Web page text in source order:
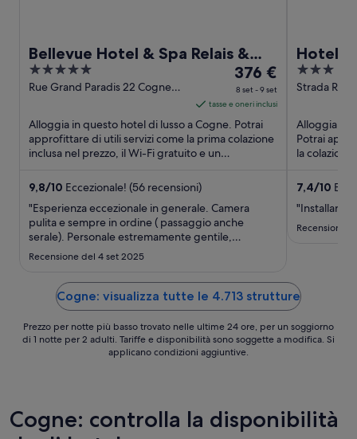
Bellevue Hotel & Spa Relais &
Chateaux
5
out
5
Rue Grand Paradis 22 Cogne
Il
prezzo
è
376 €
a
8
set
-
376 €
8 set - 9 set
tasse e oneri inclusi
Alloggia in questo hotel di lusso a Cogne. Potrai
approfittare di utili servizi come la prima colazione
inclusa nel prezzo, il Wi-Fi gratuito e un
9,8/10 Eccezionale! (56 recensioni)
"Esperienza eccezionale in generale. Camera
pulita e sempre in ordine ( passaggio anche
serale). Personale estremamente gentile,
disponibile nello spiegare le varie camminate da
varie frazioni di Cogne. Spa ottima Ristoranti
dell’hotel molto ..."
Recensione del 4 set 2025
Hotel
3
out
5
Strada
Alloggia in
Potrai
la
7,4/10
"Installare
Recensione
Cogne: visualizza tutte le 4.713 strutture
Prezzo per notte più basso trovato nelle ultime 24 ore, per un soggiorno
di 1 notte per 2 adulti. Tariffe e disponibilità sono soggette a modifica. Si
applicano condizioni aggiuntive.
Cogne: controlla la disponibilità